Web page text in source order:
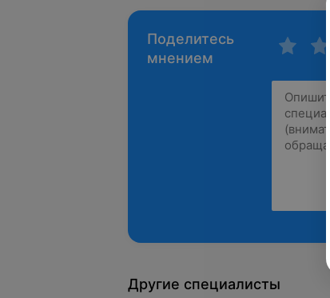
Поделитесь
мнением
Другие специалисты